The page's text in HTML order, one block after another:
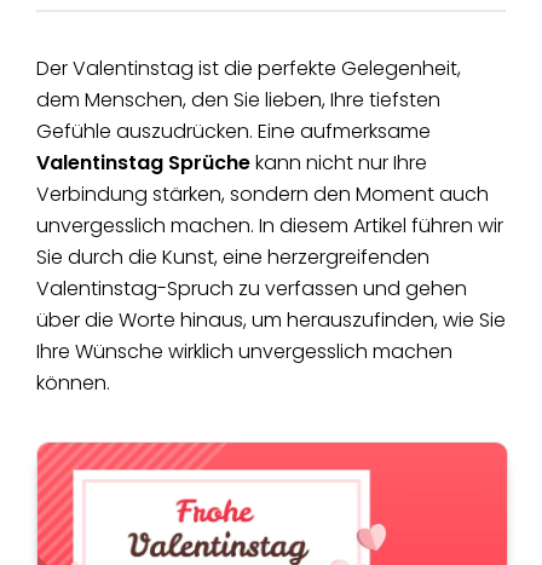
Der Valentinstag ist die perfekte Gelegenheit,
dem Menschen, den Sie lieben, Ihre tiefsten
Gefühle auszudrücken. Eine aufmerksame
Valentinstag Sprüchekann nicht nur Ihre
Verbindung stärken, sondern den Moment auch
unvergesslich machen. In diesem Artikel führen wir
Sie durch die Kunst, eine herzergreifenden
Valentinstag-Spruch zu verfassen und gehen
über die Worte hinaus, um herauszufinden, wie Sie
Ihre Wünsche wirklich unvergesslich machen
können.